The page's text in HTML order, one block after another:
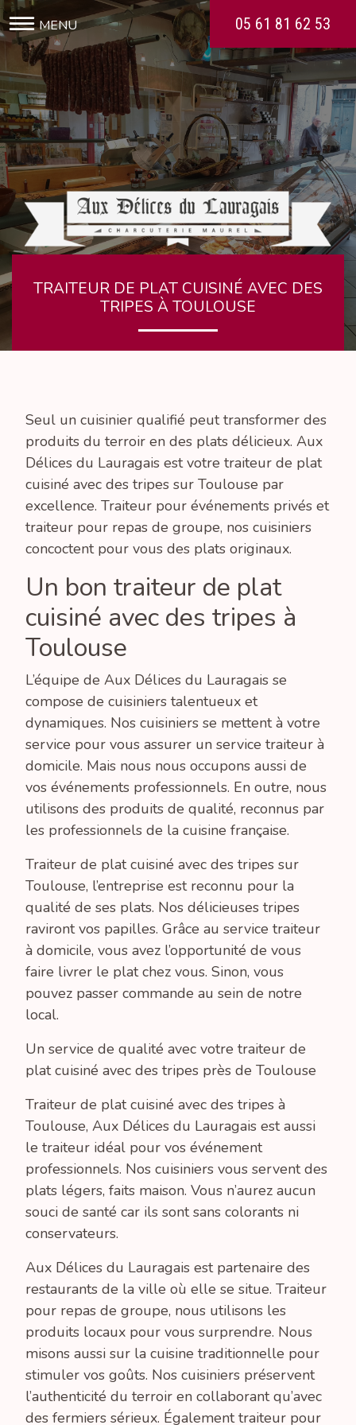
05 61 81 62 53
TRAITEUR DE PLAT CUISINÉ AVEC DES
TRIPES À TOULOUSE
Seul un cuisinier qualifié peut transformer des
produits du terroir en des plats délicieux. Aux
Délices du Lauragais est votre traiteur de plat
cuisiné avec des tripes sur Toulouse par
excellence. Traiteur pour événements privés et
traiteur pour repas de groupe, nos cuisiniers
concoctent pour vous des plats originaux.
Un bon traiteur de plat
cuisiné avec des tripes à
Toulouse
L’équipe de Aux Délices du Lauragais se
compose de cuisiniers talentueux et
dynamiques. Nos cuisiniers se mettent à votre
service pour vous assurer un service traiteur à
domicile. Mais nous nous occupons aussi de
vos événements professionnels. En outre, nous
utilisons des produits de qualité, reconnus par
les professionnels de la cuisine française.
Traiteur de plat cuisiné avec des tripes sur
Toulouse, l’entreprise est reconnu pour la
qualité de ses plats. Nos délicieuses tripes
raviront vos papilles. Grâce au service traiteur
à domicile, vous avez l’opportunité de vous
faire livrer le plat chez vous. Sinon, vous
pouvez passer commande au sein de notre
local.
Un service de qualité avec votre traiteur de
plat cuisiné avec des tripes près de Toulouse
Traiteur de plat cuisiné avec des tripes à
Toulouse, Aux Délices du Lauragais est aussi
le traiteur idéal pour vos événement
professionnels. Nos cuisiniers vous servent des
plats légers, faits maison. Vous n’aurez aucun
souci de santé car ils sont sans colorants ni
conservateurs.
Aux Délices du Lauragais est partenaire des
restaurants de la ville où elle se situe. Traiteur
pour repas de groupe, nous utilisons les
produits locaux pour vous surprendre. Nous
misons aussi sur la cuisine traditionnelle pour
stimuler vos goûts. Nos cuisiniers préservent
l’authenticité du terroir en collaborant qu’avec
des fermiers sérieux. Également traiteur pour